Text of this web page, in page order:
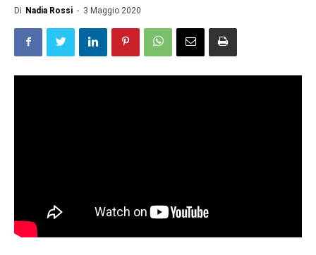
Di Nadia Rossi - 3 Maggio 2020